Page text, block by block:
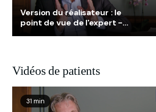
Version du réalisateur : le
point de vue de l'expert -
Vidéos de patients
31 min